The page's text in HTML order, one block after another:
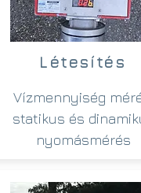
Létesítés
Vízmennyiség
statikus és
nyomásmérés